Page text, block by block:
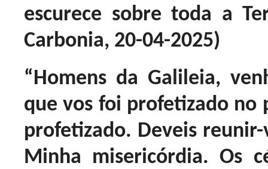
escurece sobre toda a
Carbonia, 20-04-2025)
“Homens da Galileia,
que vos foi profetizado no
profetizado. Deveis
Minha misericórdia. Os